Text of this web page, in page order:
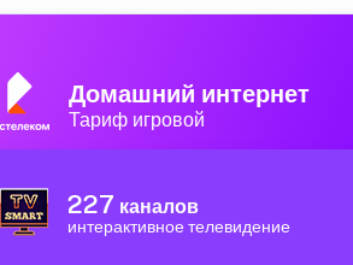
Домашний интернет
Тариф игровой
227 каналов
интерактивное телевидение